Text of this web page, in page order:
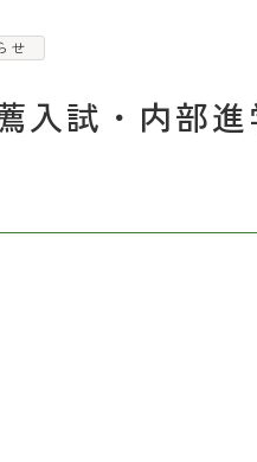
せ
入試・内部